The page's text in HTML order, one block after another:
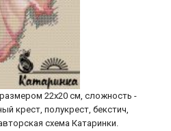
22х20 см, сложность -
крест, полукрест, бекстич,
схема Катаринки.